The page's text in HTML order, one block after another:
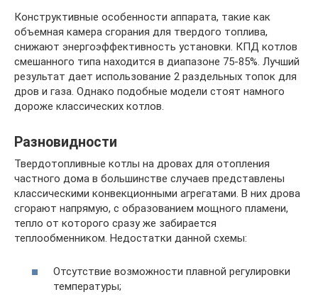
Конструктивные особенности аппарата, такие как
объемная камера сгорания для твердого топлива,
снижают энергоэффективность установки. КПД котлов
смешанного типа находится в диапазоне 75-85%. Лучший
результат дает использование 2 раздельных топок для
дров и газа. Однако подобные модели стоят намного
дороже классических котлов.
Разновидности
Твердотопливные котлы на дровах для отопления
частного дома в большинстве случаев представлены
классическими конвекционными агрегатами. В них дрова
сгорают напрямую, с образованием мощного пламени,
тепло от которого сразу же забирается
теплообменником. Недостатки данной схемы:
Отсутствие возможности плавной регулировки
температуры;